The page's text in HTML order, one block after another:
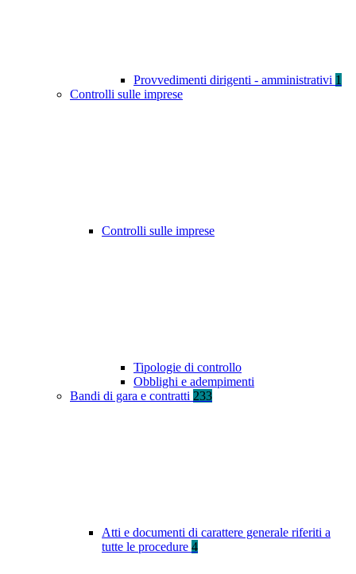
Provvedimenti dirigenti - amministrativi 1
Controlli sulle imprese
Controlli sulle imprese
Tipologie di controllo
Obblighi e adempimenti
Bandi di gara e contratti 233
Atti e documenti di carattere generale riferiti a
tutte le procedure 4